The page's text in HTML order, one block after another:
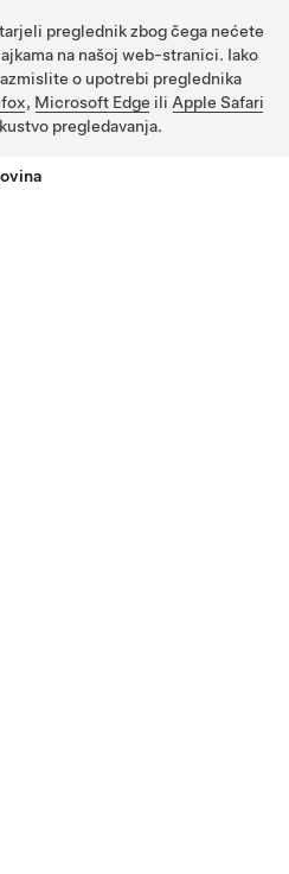
preglednik zbog čega nećete
na našoj web-stranici. Iako
o upotrebi preglednika
, Microsoft Edge ili Apple Safari
pregledavanja.